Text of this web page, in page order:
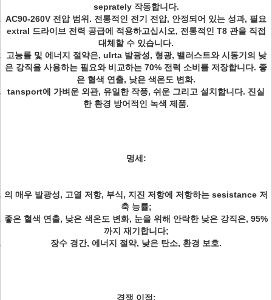
seprately 작동합니다.
AC90-260V 전압 범위. 전통적인 전기 전압, 안정되어 있는 성과, 필요
extral 드라이브 전력 공급에 적용하고십시오, 전통적인 T8 관을 직접
대체할 수 있습니다.
고능률 및 에너지 절약은, ulrta 발광성, 형광, 밸러스트와 시동기의 낮
은 강직을 사용하는 필요와 비교하는 70% 전력 소비를 저장합니다. 좋
은 혈색 연출, 낮은 색온도 변화.
tansport에 가벼운 외관, 유일한 작풍, 쉬운 그리고 설치합니다. 진실
한 환경 방어적인 녹색 제품.
명세:
의 매우 발광성, 고열 저항, 부식, 지진 저항에 저항하는 sesistance 저
축 능률;
좋은 혈색 연출, 낮은 색온도 변화, 눈을 위해 안락한 낮은 강직은, 95%
까지 재기합니다;
장수 경간, 에너지 절약, 낮은 탄소, 환경 보호.
경쟁 이점: